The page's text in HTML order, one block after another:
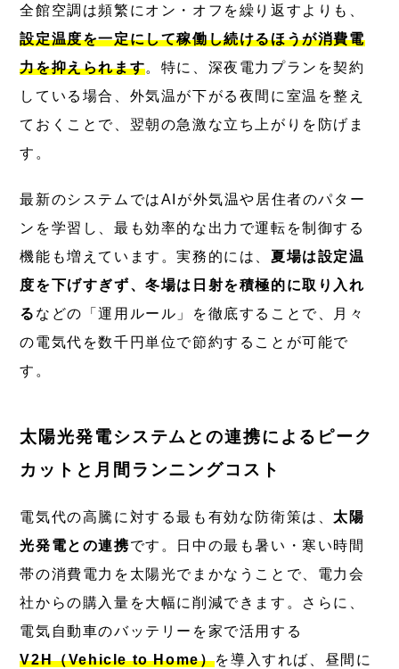
全館空調は頻繁にオン・オフを繰り返すよりも、
設定温度を一定にして稼働し続けるほうが消費電
力を抑えられます。特に、深夜電力プランを契約
している場合、外気温が下がる夜間に室温を整え
ておくことで、翌朝の急激な立ち上がりを防げま
す。
最新のシステムではAIが外気温や居住者のパター
ンを学習し、最も効率的な出力で運転を制御する
機能も増えています。実務的には、夏場は設定温
度を下げすぎず、冬場は日射を積極的に取り入れ
る などの「運用ルール」を徹底することで、月々
の電気代を数千円単位で節約することが可能で
す。
太陽光発電システムとの連携によるピーク
カットと月間ランニングコスト
電気代の高騰に対する最も有効な防衛策は、 太陽
光発電との連携です。日中の最も暑い・寒い時間
帯の消費電力を太陽光でまかなうことで、電力会
社からの購入量を大幅に削減できます。さらに、
電気自動車のバッテリーを家で活用する
V2H（Vehicle to Home）を導入すれば、昼間に